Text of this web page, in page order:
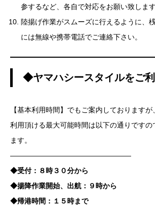
参するなど、各自で対応をお願い致します
陸揚げ作業がスムーズに行えるように、
には無線や携帯電話でご連絡下さい。
◆ヤマハシースタイルをご
【基本利用時間】でもご案内しております
利用頂ける最大可能時間は以下の通りですの
ます。
—————————————————
◆受付：８時３０分から
◆揚降作業開始、出航：９時から
◆帰港時間：１５時まで